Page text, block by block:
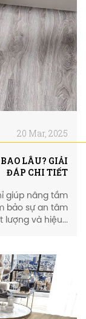
20 Mar, 2025
LÂU? GIẢI
ĐÁP CHI TIẾT
giúp nâng tầm
bảo sự an tâm
lượng và hiệu...